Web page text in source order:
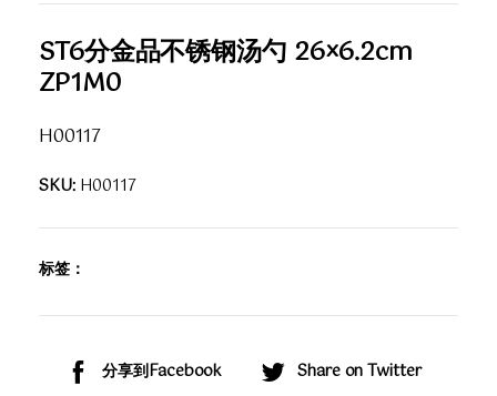
ST6分金品不锈钢汤勺 26×6.2cm
ZP1M0
H00117
SKU: H00117
标签：
分享到Facebook Share on Twitter